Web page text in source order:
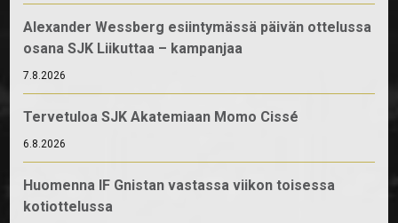
Alexander Wessberg esiintymässä päivän ottelussa
osana SJK Liikuttaa – kampanjaa
7.8.2026
Tervetuloa SJK Akatemiaan Momo Cissé
6.8.2026
Huomenna IF Gnistan vastassa viikon toisessa
kotiottelussa